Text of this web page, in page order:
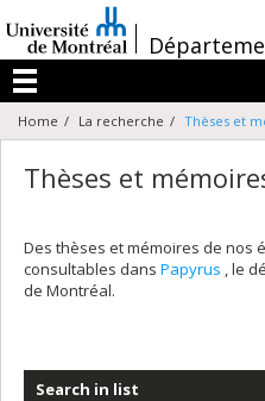
au
contenu
/
Menu
Home La recherche Thèses et
Thèses et
Des thèses et mémoires de nos
consultables dans Papyrus , le
de Montréal.
Search in list